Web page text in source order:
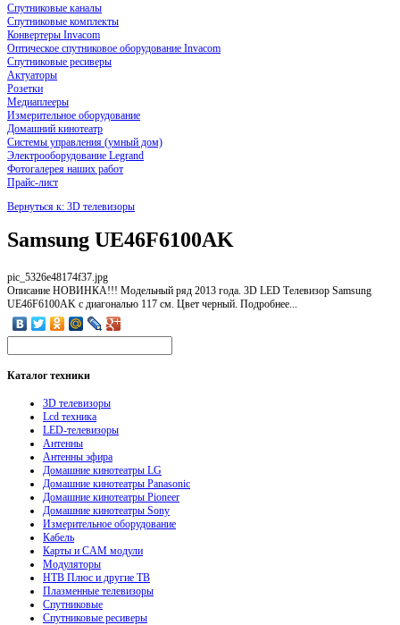
Спутниковые каналы
Спутниковые комплекты
Конвертеры Invacom
Оптическое спутниковое оборудование Invacom
Спутниковые ресиверы
Актуаторы
Розетки
Медиаплееры
Измерительное оборудование
Домашний кинотеатр
Системы управления (умный дом)
Электрооборудование Legrand
Фотогалерея наших работ
Прайс-лист
Вернуться к: 3D телевизоры
Samsung UE46F6100AK
pic_5326e48174f37.jpg
Описание НОВИНКА!!! Модельный ряд 2013 года. 3D LED Телевизор Samsung
UE46F6100AK с диагональю 117 см. Цвет черный. Подробнее...
Каталогтехники
3D телевизоры
Lcd техника
LED-телевизоры
Антенны
Антенны эфира
Домашние кинотеатры LG
Домашние кинотеатры Panasonic
Домашние кинотеатры Pioneer
Домашние кинотеатры Sony
Измерительное оборудование
Кабель
Карты и CAM модули
Модуляторы
НТВ Плюс и другие ТВ
Плазменные телевизоры
Спутниковые
Спутниковые ресиверы